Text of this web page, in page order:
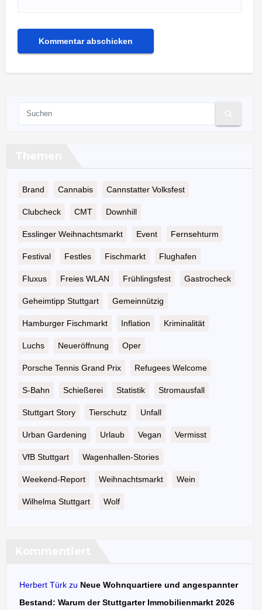
Brand Cannabis Cannstatter Volksfest
Clubcheck CMT Downhill
Esslinger Weihnachtsmarkt Event Fernsehturm
Festival Festles Fischmarkt Flughafen
Fluxus Freies WLAN Frühlingsfest Gastrocheck
Geheimtipp Stuttgart Gemeinnützig
Hamburger Fischmarkt Inflation Kriminalität
Luchs Neueröffnung Oper
Porsche Tennis Grand Prix Refugees Welcome
S-Bahn Schießerei Statistik Stromausfall
Stuttgart Story Tierschutz Unfall
Urban Gardening Urlaub Vegan Vermisst
VfB Stuttgart Wagenhallen-Stories
Weekend-Report Weihnachtsmarkt Wein
Wilhelma Stuttgart Wolf
Herbert Türk zu Neue Wohnquartiere und angespannter
Bestand: Warum der Stuttgarter Immobilienmarkt 2026